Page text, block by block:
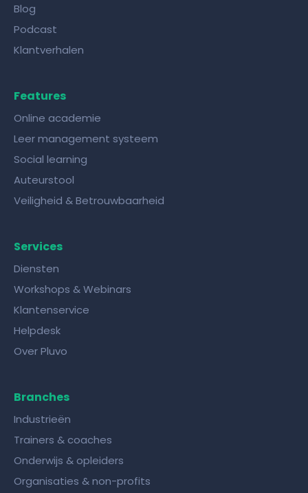
Blog
Podcast
Klantverhalen
Features
Online academie
Leer management systeem
Social learning
Auteurstool
Veiligheid & Betrouwbaarheid
Services
Diensten
Workshops & Webinars
Klantenservice
Helpdesk
Over Pluvo
Branches
Industrieën
Trainers & coaches
Onderwijs & opleiders
Organisaties & non-profits